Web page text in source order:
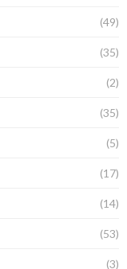
(49)
(35)
(2)
(35)
(5)
(17)
(14)
(53)
(3)